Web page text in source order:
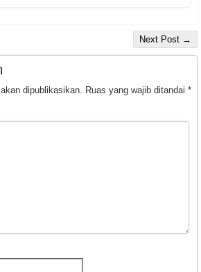
Next Post →
dipublikasikan. Ruas yang wajib ditandai *